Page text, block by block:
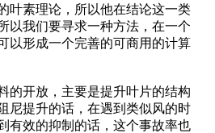
叶素理论，所以他在结论这一类
以我们要寻求一种方法，在一个
以形成一个完善的可商用的计算
开放，主要是提升叶片的结构
尼提升的话，在遇到类似风的时
有效的抑制的话，这个事故率也